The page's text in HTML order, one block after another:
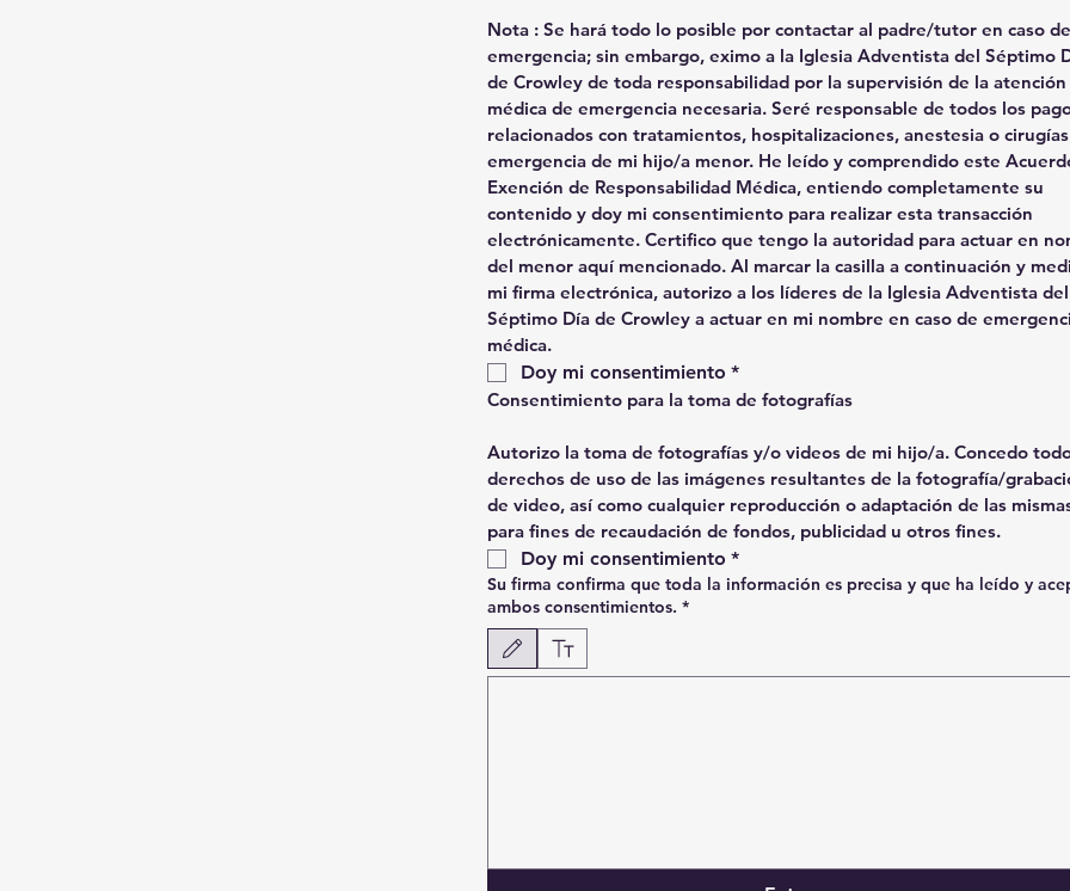
Nota : Se hará todo lo posible por contactar al padre/tutor en caso de
emergencia; sin embargo, eximo a la Iglesia Adventista del Séptimo
de Crowley de toda responsabilidad por la supervisión de la atención
médica de emergencia necesaria. Seré responsable de todos los
relacionados con tratamientos, hospitalizaciones, anestesia o
emergencia de mi hijo/a menor. He leído y comprendido este
Exención de Responsabilidad Médica, entiendo completamente su
contenido y doy mi consentimiento para realizar esta transacción
electrónicamente. Certifico que tengo la autoridad para actuar en
del menor aquí mencionado. Al marcar la casilla a continuación y
mi firma electrónica, autorizo a los líderes de la Iglesia Adventista del
Séptimo Día de Crowley a actuar en mi nombre en caso de
médica.
Doy mi consentimiento *
Consentimiento para la toma de fotografías
Autorizo la toma de fotografías y/o videos de mi hijo/a. Concedo
derechos de uso de las imágenes resultantes de la fotografía/
de video, así como cualquier reproducción o adaptación de las
para fines de recaudación de fondos, publicidad u otros fines.
Doy mi consentimiento *
Su firma confirma que toda la información es precisa y que ha leído y
ambos consentimientos. *
Modo de dibujo seleccionado. Para dibujar, necesitas un mouse o un panel táctil. Usa la función de